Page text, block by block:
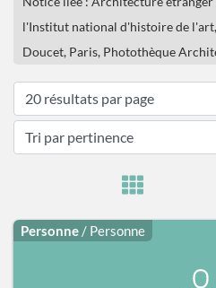
l'Institut national d'histoire de
Doucet, Paris, Photothèque
Personne / Personne